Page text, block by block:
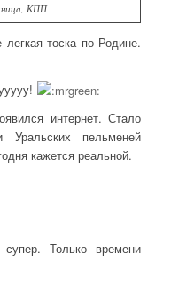
КПП
тоска по Родине.
интернет. Стало
пельменей
кажется реальной.
Только времени